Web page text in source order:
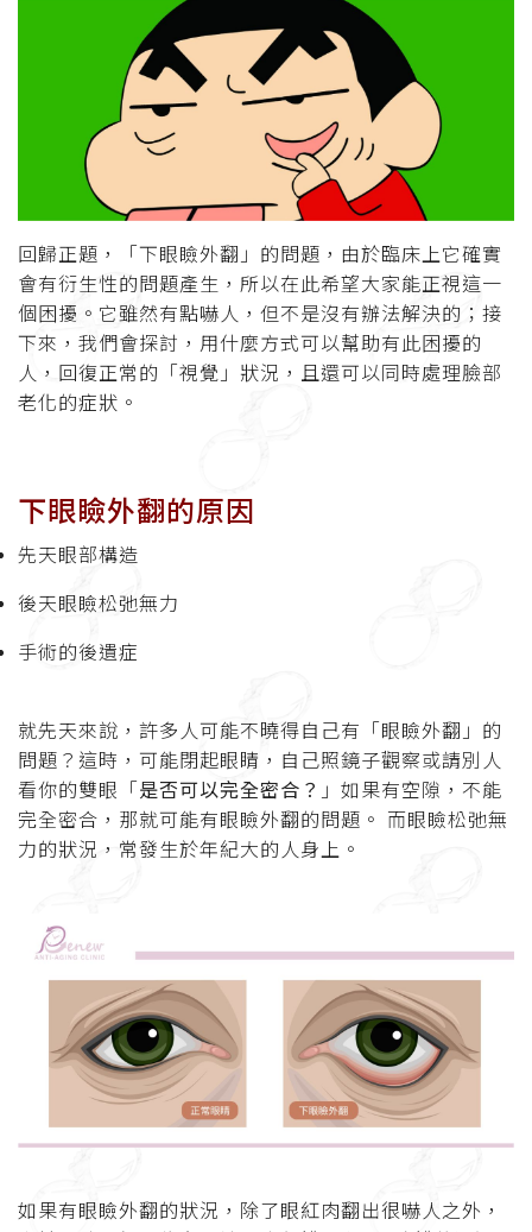
回歸正題，「下眼瞼外翻」的問題，由於臨床上它確實
會有衍生性的問題產生，所以在此希望大家能正視這一
個困擾。它雖然有點嚇人，但不是沒有辦法解決的；接
下來，我們會探討，用什麼方式可以幫助有此困擾的
人，回復正常的「視覺」狀況，且還可以同時處理臉部
老化的症狀。
下眼瞼外翻的原因
先天眼部構造
後天眼瞼松弛無力
手術的後遺症
就先天來說，許多人可能不曉得自己有「眼瞼外翻」的
問題？這時，可能閉起眼睛，自己照鏡子觀察或請別人
看你的雙眼「 是否可以完全密合？ 」如果有空隙，不能
完全密合，那就可能有眼瞼外翻的問題。 而眼瞼松弛無
力的狀況，常發生於年紀大的人身上。
如果有眼瞼外翻的狀況，除了眼紅肉翻出很嚇人之外，